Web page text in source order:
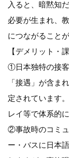
入ると、暗黙知
必要が生まれ、
につながること
【デメリット・課
①日本独特の接
「接遇」が含ま
定されています
レイ等で体系的
②事故時のコミ
ー・バスに日本